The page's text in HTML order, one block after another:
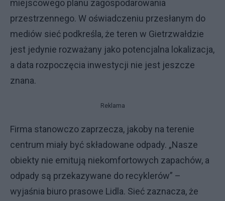
miejscowego planu zagospodarowania
przestrzennego. W oświadczeniu przesłanym do
mediów sieć podkreśla, że teren w Gietrzwałdzie
jest jedynie rozważany jako potencjalna lokalizacja,
a data rozpoczęcia inwestycji nie jest jeszcze
znana.
Reklama
Firma stanowczo zaprzecza, jakoby na terenie
centrum miały być składowane odpady. „Nasze
obiekty nie emitują niekomfortowych zapachów, a
odpady są przekazywane do recyklerów” –
wyjaśnia biuro prasowe Lidla. Sieć zaznacza, że